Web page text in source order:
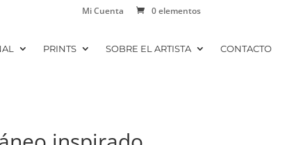
Mi Cuenta 0 elementos
PRINTS SOBRE EL ARTISTA CONTACTO